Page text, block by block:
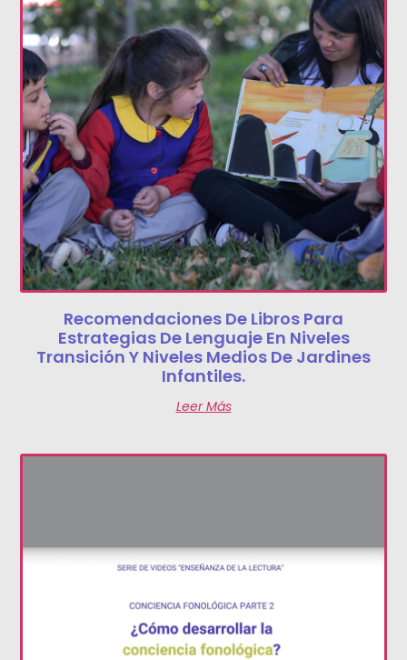
Recomendaciones De Libros Para
Estrategias De Lenguaje En Niveles
Transición Y Niveles Medios De Jardines
Infantiles.
Leer Más